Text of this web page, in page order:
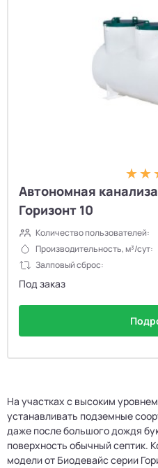
Автономная
Горизонт 10
Количество пользователей:
Производительность, м³/сут:
Залповый сброс:
Под заказ
На участках с высоким
устанавливать подземные
даже после большого дождя
поверхность обычный септик.
модели от Биодевайс серии